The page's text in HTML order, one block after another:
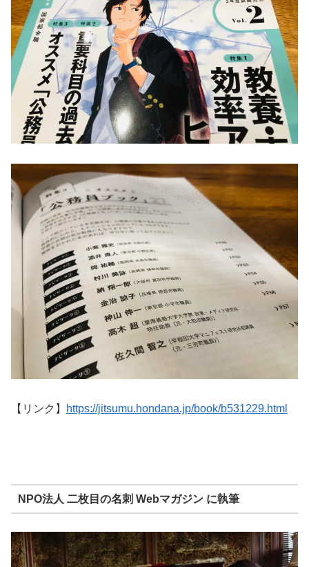
【リンク】 https://jitsumu.hondana.jp/book/b531229.html
NPO法人 二枚目の名刺 Webマガジン に執筆